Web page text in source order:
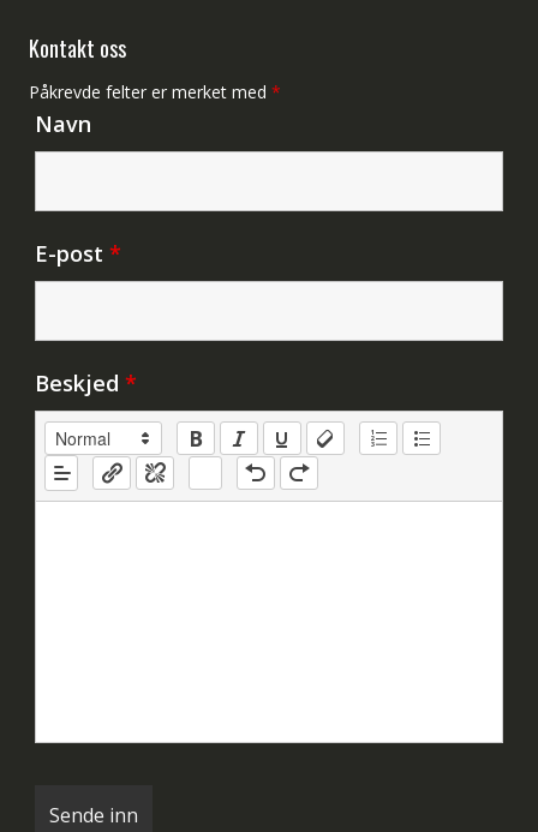
Kontakt oss
Påkrevde felter er merket med *
Navn
E-post *
Beskjed *